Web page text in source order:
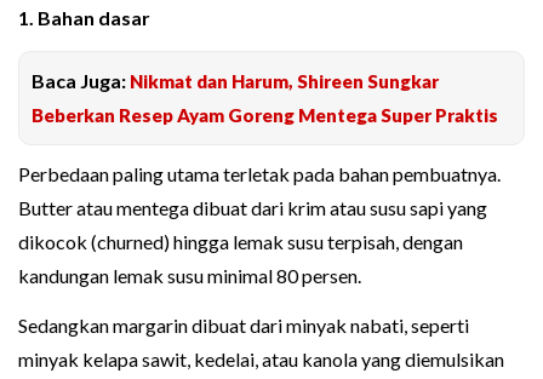
1. Bahan dasar
Baca Juga: Nikmat dan Harum, Shireen Sungkar
Beberkan Resep Ayam Goreng Mentega Super Praktis
Perbedaan paling utama terletak pada bahan pembuatnya.
Butter atau mentega dibuat dari krim atau susu sapi yang
dikocok (churned) hingga lemak susu terpisah, dengan
kandungan lemak susu minimal 80 persen.
Sedangkan margarin dibuat dari minyak nabati, seperti
minyak kelapa sawit, kedelai, atau kanola yang diemulsikan